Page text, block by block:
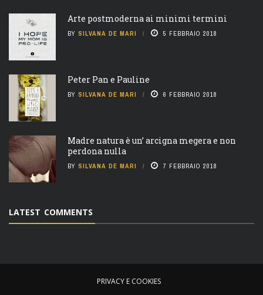
Arte postmoderna ai minimi termini
BY SILVANA DE MARI 5 FEBBRAIO 2018
Peter Pan e Pauline
BY SILVANA DE MARI 6 FEBBRAIO 2018
Madre natura è un’ arcigna megera e non
perdona nulla
BY SILVANA DE MARI 7 FEBBRAIO 2018
LATEST COMMENTS
PRIVACY E COOKIES